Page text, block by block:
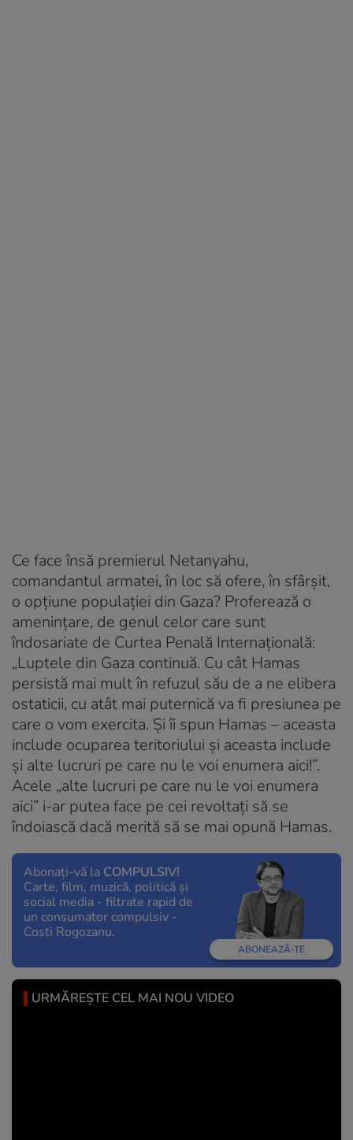
Ce face însă premierul Netanyahu,
comandantul armatei, în loc să ofere, în sfârşit,
o opţiune populaţiei din Gaza? Proferează o
ameninţare, de genul celor care sunt
îndosariate de Curtea Penală Internaţională:
„Luptele din Gaza continuă. Cu cât Hamas
persistă mai mult în refuzul său de a ne elibera
ostaticii, cu atât mai puternică va fi presiunea pe
care o vom exercita. Și îi spun Hamas – aceasta
include ocuparea teritoriului și aceasta include
și alte lucruri pe care nu le voi enumera aici!”.
Acele „alte lucruri pe care nu le voi enumera
aici” i-ar putea face pe cei revoltaţi să se
îndoiască dacă merită să se mai opună Hamas.
Abonați-vă la COMPULSIV!
Carte, film, muzică, politică și
social media - filtrate rapid de
un consumator compulsiv -
Costi Rogozanu.
ABONEAZĂ-TE
URMĂREȘTE CEL MAI NOU VIDEO